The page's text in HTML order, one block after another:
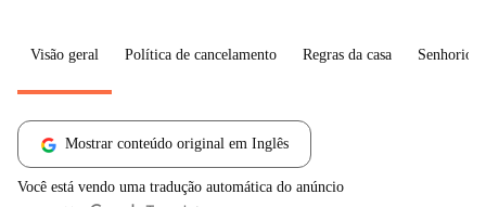
Visão geral Política de cancelamento Regras da casa Senhorio
Mostrar conteúdo original em Inglês
Você está vendo uma tradução automática do anúncio